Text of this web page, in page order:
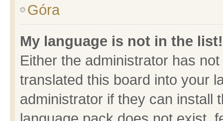
Góra
My language is not in the list!
Either the administrator has
translated this board into your
administrator if they can install